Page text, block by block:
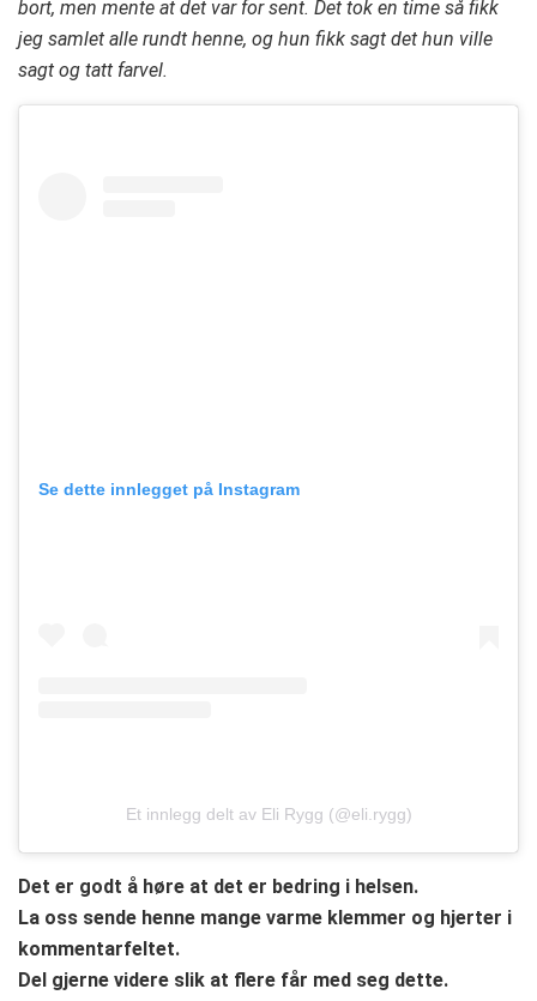
bort, men mente at det var for sent. Det tok en time så fikk
jeg samlet alle rundt henne, og hun fikk sagt det hun ville
sagt og tatt farvel.
Se dette innlegget på Instagram
Et innlegg delt av Eli Rygg (@eli.rygg)
Det er godt å høre at det er bedring i helsen.
La oss sende henne mange varme klemmer og hjerter i
kommentarfeltet.
Del gjerne videre slik at flere får med seg dette.